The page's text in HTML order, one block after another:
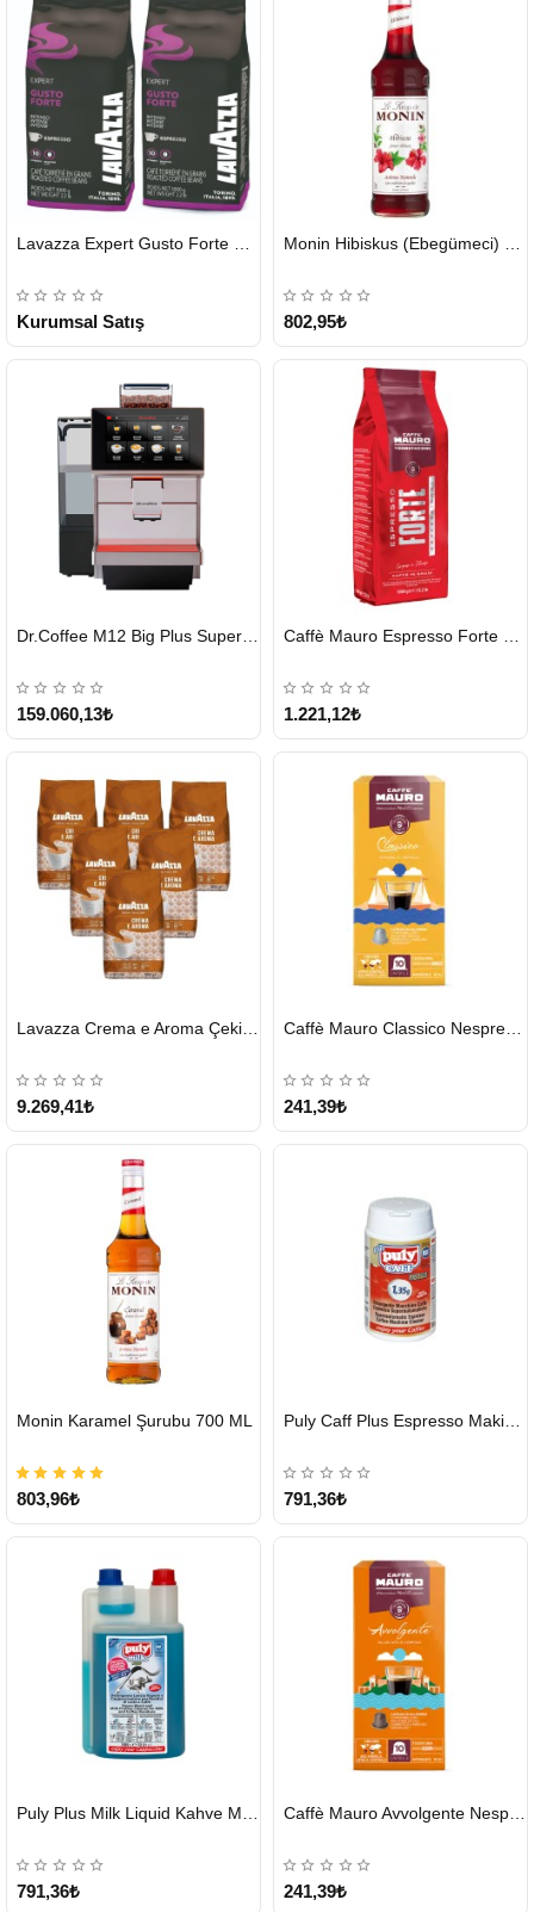
GÖNDERİ
Kurumsal Satış
GÖNDERİ
802,95₺
GÖNDERİ
159.060,13₺
GÖNDERİ
1.221,12₺
GÖNDERİ
9.269,41₺
GÖNDERİ
Caffè Mauro Classico Nespresso Kapsül
241,39₺
GÖNDERİ
Monin Karamel Şurubu 700 ML
803,96₺
GÖNDERİ
Puly Caff Plus Espresso Makinesi Temizleyici Tablet 100 x 1.35 G
791,36₺
GÖNDERİ
791,36₺
GÖNDERİ
Caffè Mauro Avvolgente Nespresso Kapsül
241,39₺